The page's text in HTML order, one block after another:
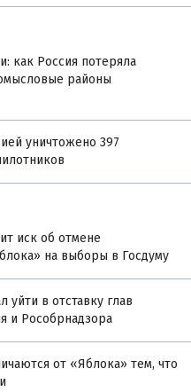
как Россия потеряла
районы
уничтожено 397
иск об отмене
на выборы в Госдуму
уйти в отставку глав
и Рособрнадзора
от «Яблока» тем, что